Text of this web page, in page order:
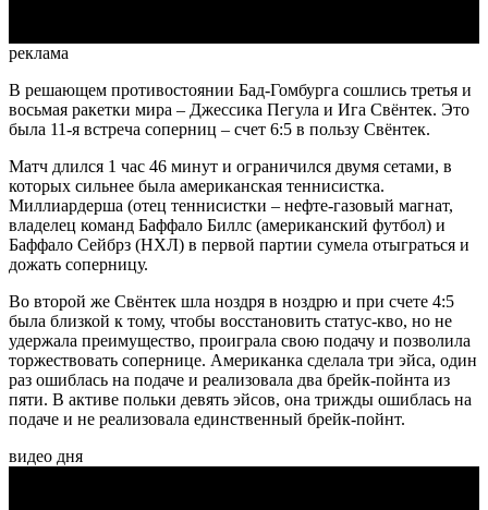
реклама
В решающем противостоянии Бад-Гомбурга сошлись третья и
восьмая ракетки мира – Джессика Пегула и Ига Свёнтек. Это
была 11-я встреча соперниц – счет 6:5 в пользу Свёнтек.
Матч длился 1 час 46 минут и ограничился двумя сетами, в
которых сильнее была американская теннисистка.
Миллиардерша (отец теннисистки – нефте-газовый магнат,
владелец команд Баффало Биллс (американский футбол) и
Баффало Сейбрз (НХЛ) в первой партии сумела отыграться и
дожать соперницу.
Во второй же Свёнтек шла ноздря в ноздрю и при счете 4:5
была близкой к тому, чтобы восстановить статус-кво, но не
удержала преимущество, проиграла свою подачу и позволила
торжествовать сопернице. Американка сделала три эйса, один
раз ошиблась на подаче и реализовала два брейк-пойнта из
пяти. В активе польки девять эйсов, она трижды ошиблась на
подаче и не реализовала единственный брейк-пойнт.
видео дня